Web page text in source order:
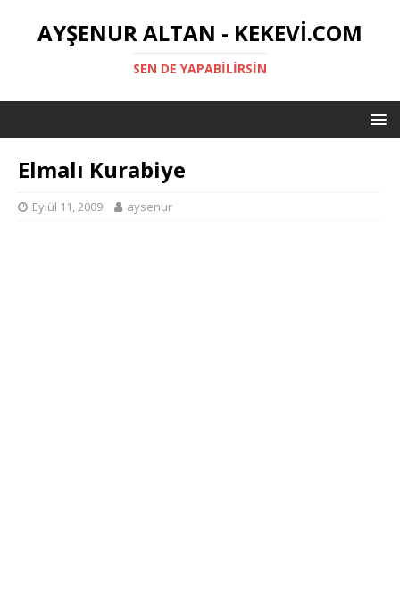
AYŞENUR ALTAN - KEKEVI.COM
SEN DE YAPABILIRSIN
Elmalı Kurabiye
Eylül 11, 2009 aysenur